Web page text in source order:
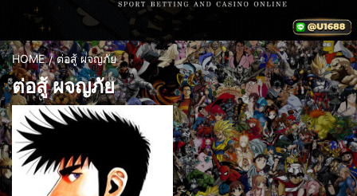
HOME ต่อสู้ ผจญภัย
ต่อสู้ ผจญภัย